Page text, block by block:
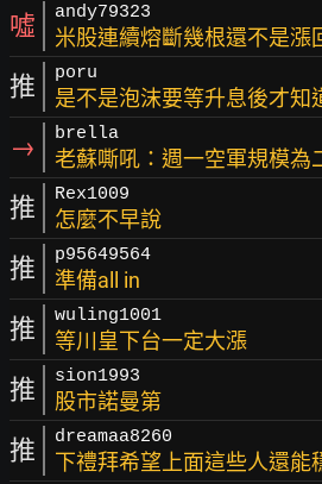
噓 andy79323
米股連續熔斷幾根還不是漲
推 poru
是不是泡沫要等升息後才知
→ brella
老蘇嘶吼：週一空軍規模為
推 Rex1009
怎麼不早說
推 p95649564
準備all in
推 wuling1001
等川皇下台一定大漲
推 sion1993
股市諾曼第
推 dreamaa8260
下禮拜希望上面這些人還能